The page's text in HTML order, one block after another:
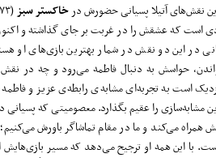
نقش‌های آتیلا پسیانی حضورش در خاکستر سبز
است که عشقش را در غربت بر جای گذاشته و
در این دو نقش در شمار بهترین بازی‌های
حواسش به دنبال فاطمه می‌رود و چه در نقش
است به تجربه‌ای مشابه‌ی رابطه‌ی عزیز و فاطمه
مشابه‌سازی را عقیم بگذارد. معصومیتی که
همراه می‌کند و ما در مقام تماشاگر باورش
با این همه او ترجیح می‌دهد که مسیر